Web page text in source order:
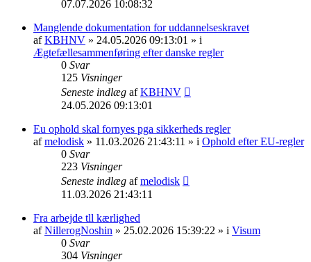
07.07.2026 10:08:32
Manglende dokumentation for uddannelseskravet
afKBHNV » 24.05.2026 09:13:01 » i
Ægtefællesammenføring efter danske regler
0 Svar
125 Visninger
Seneste indlæg afKBHNV
24.05.2026 09:13:01
Eu ophold skal fornyes pga sikkerheds regler
afmelodisk » 11.03.2026 21:43:11 » i Ophold efter EU-regler
0 Svar
223 Visninger
Seneste indlæg afmelodisk
11.03.2026 21:43:11
Fra arbejde tll kærlighed
afNillerogNoshin » 25.02.2026 15:39:22 » i Visum
0 Svar
304 Visninger